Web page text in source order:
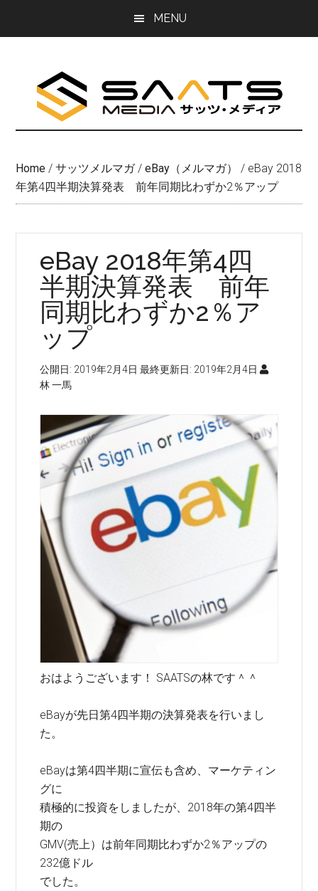
MENU
Home / サッツメルマガ / eBay（メルマガ） / eBay 2018
年第4四半期決算発表 前年同期比わずか2％アップ
eBay 2018年第4四
半期決算発表 前年
同期比わずか2％ア
ップ
公開日: 2019年2月4日 最終更新日: 2019年2月4日
林 一馬
おはようございます！ SAATSの林です＾＾
eBayが先日第4四半期の決算発表を行いまし
た。
eBayは第4四半期に宣伝も含め、マーケティン
グに
積極的に投資をしましたが、2018年の第4四半
期の
GMV(売上）は前年同期比わずか2％アップの
232億ドル
でした。